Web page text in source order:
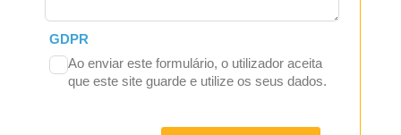
GDPR
Ao enviar este formulário, o utilizador aceita
que este site guarde e utilize os seus dados.